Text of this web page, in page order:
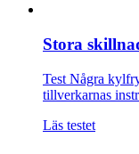
Stora
Test Några
tillverkarnas
Läs testet